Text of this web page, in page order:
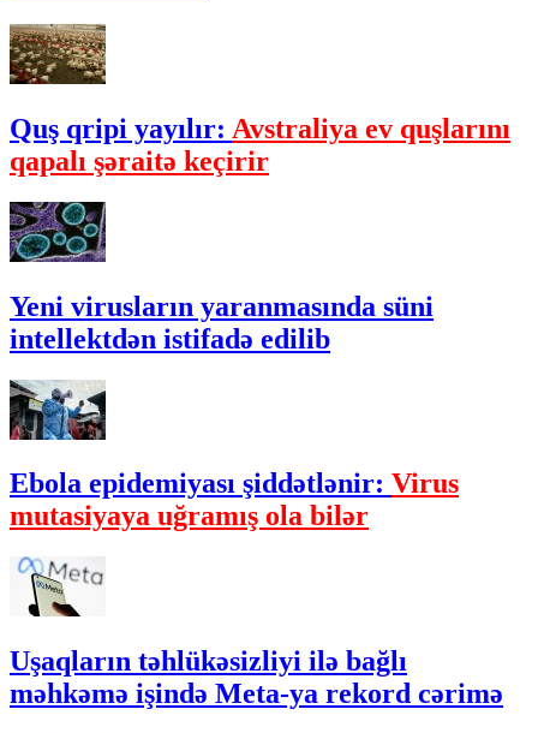
Quş qripi yayılır: Avstraliya ev quşlarını
qapalı şəraitə keçirir
Yeni virusların yaranmasında süni
intellektdən istifadə edilib
Ebola epidemiyası şiddətlənir: Virus
mutasiyaya uğramış ola bilər
Uşaqların təhlükəsizliyi ilə bağlı
məhkəmə işində Meta-ya rekord cərimə